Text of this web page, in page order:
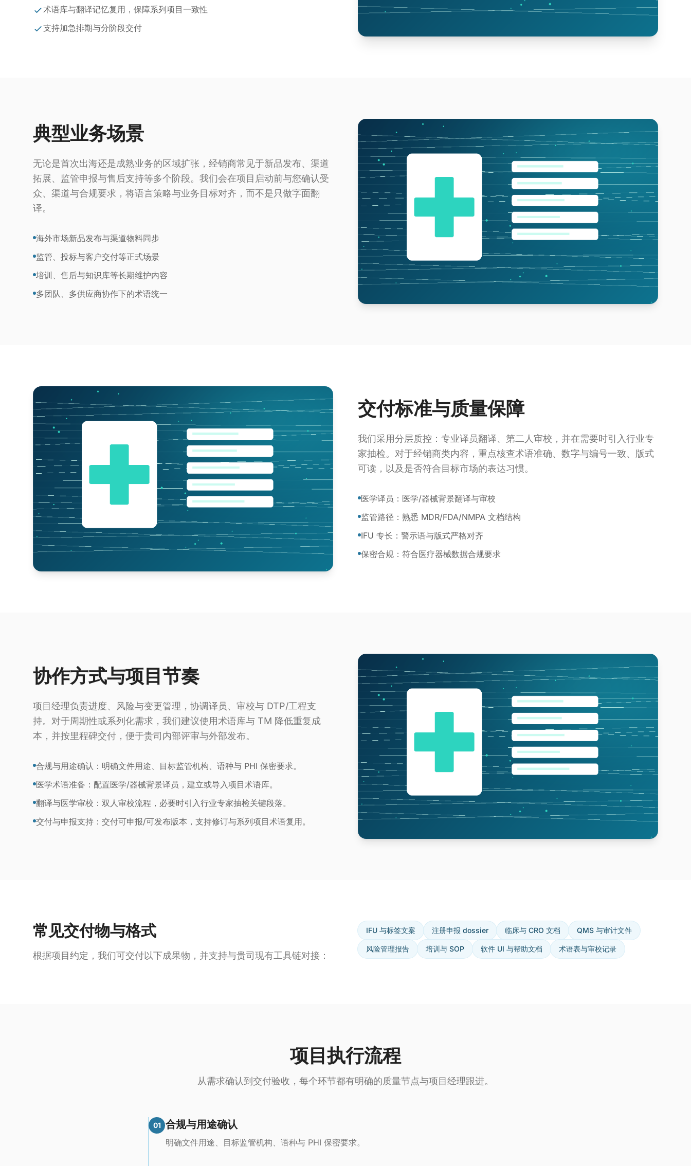
术语库与翻译记忆复用，保障系列项目一致性
支持加急排期与分阶段交付
典型业务场景
无论是首次出海还是成熟业务的区域扩张，经销商常见于新品发布、渠道
拓展、监管申报与售后支持等多个阶段。我们会在项目启动前与您确认受
众、渠道与合规要求，将语言策略与业务目标对齐，而不是只做字面翻
译。
海外市场新品发布与渠道物料同步
监管、投标与客户交付等正式场景
培训、售后与知识库等长期维护内容
多团队、多供应商协作下的术语统一
交付标准与质量保障
我们采用分层质控：专业译员翻译、第二人审校，并在需要时引入行业专
家抽检。对于经销商类内容，重点核查术语准确、数字与编号一致、版式
可读，以及是否符合目标市场的表达习惯。
医学译员：医学/器械背景翻译与审校
监管路径：熟悉 MDR/FDA/NMPA 文档结构
IFU 专长：警示语与版式严格对齐
保密合规：符合医疗器械数据合规要求
协作方式与项目节奏
项目经理负责进度、风险与变更管理，协调译员、审校与 DTP/工程支
持。对于周期性或系列化需求，我们建议使用术语库与 TM 降低重复成
本，并按里程碑交付，便于贵司内部评审与外部发布。
合规与用途确认：明确文件用途、目标监管机构、语种与 PHI 保密要求。
医学术语准备：配置医学/器械背景译员，建立或导入项目术语库。
翻译与医学审校：双人审校流程，必要时引入行业专家抽检关键段落。
交付与申报支持：交付可申报/可发布版本，支持修订与系列项目术语复用。
常见交付物与格式
根据项目约定，我们可交付以下成果物，并支持与贵司现有工具链对接：
IFU 与标签文案 注册申报 dossier 临床与 CRO 文档 QMS 与审计文件
风险管理报告 培训与 SOP 软件 UI 与帮助文档 术语表与审校记录
项目执行流程
从需求确认到交付验收，每个环节都有明确的质量节点与项目经理跟进。
01 合规与用途确认
明确文件用途、目标监管机构、语种与 PHI 保密要求。